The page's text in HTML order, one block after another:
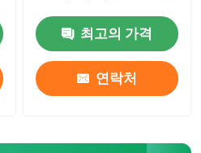
최고의 가격
연락처